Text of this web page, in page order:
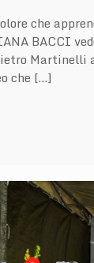
che
BACCI
Martinelli
che […]